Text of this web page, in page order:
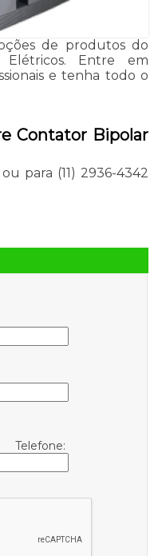
de produtos do
Elétricos. Entre em
e tenha todo o
Contator Bipolar
para (11) 2936-4342
Telefone: